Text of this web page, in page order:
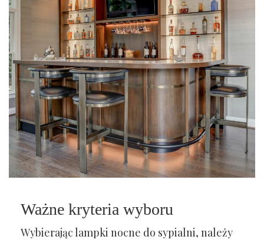
Ważne kryteria wyboru
Wybierając lampki nocne do sypialni, należy